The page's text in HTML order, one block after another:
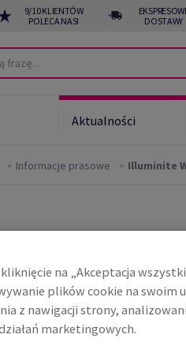
9/10 KLIENTÓW
POLECA NAS!
DOSTAWY
Aktualności
Informacje prasowe Illuminite
za
na „Akceptacja
plików cookie na swoim
z nawigacji strony,
marketingowych.